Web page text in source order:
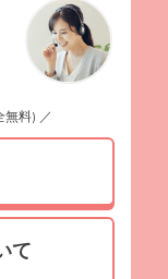
無料) ／
て